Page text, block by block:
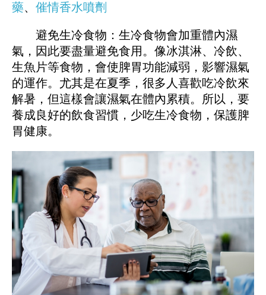
藥、 催情香水噴劑
避免生冷食物：生冷食物會加重體內濕
氣，因此要盡量避免食用。像冰淇淋、冷飲、
生魚片等食物，會使脾胃功能減弱，影響濕氣
的運作。尤其是在夏季，很多人喜歡吃冷飲來
解暑，但這樣會讓濕氣在體內累積。所以，要
養成良好的飲食習慣，少吃生冷食物，保護脾
胃健康。